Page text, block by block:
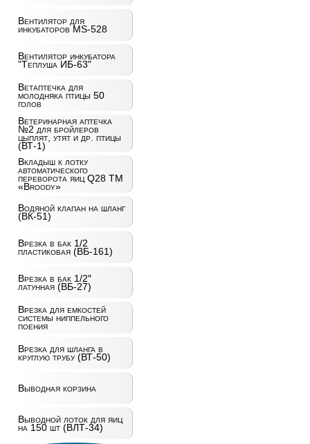
Вентилятор для
инкубаторов MS-528
Вентилятор инкубатора
"Теплуша ИБ-63"
Ветаптечка для
молодняка птицы 50
голов
Ветеринарная аптечка
№2 для бройлеров
цыплят, утят и др. птицы
(ВТ-1)
Вкладыш к лотку
автоматического
переворота яиц Q28 ТМ
«Broody»
Водяной клапан на шланг
(ВК-51)
Врезка в бак 1/2
пластиковая (ВБ-161)
Врезка в бак 1/2″
латунная (ВБ-27)
Врезка для емкостей
системы ниппельного
поения
Врезка для шланга в
круглую трубу (ВТ-50)
Выводная корзина
Выводной лоток для яиц
на 150 шт (ВЛТ-34)